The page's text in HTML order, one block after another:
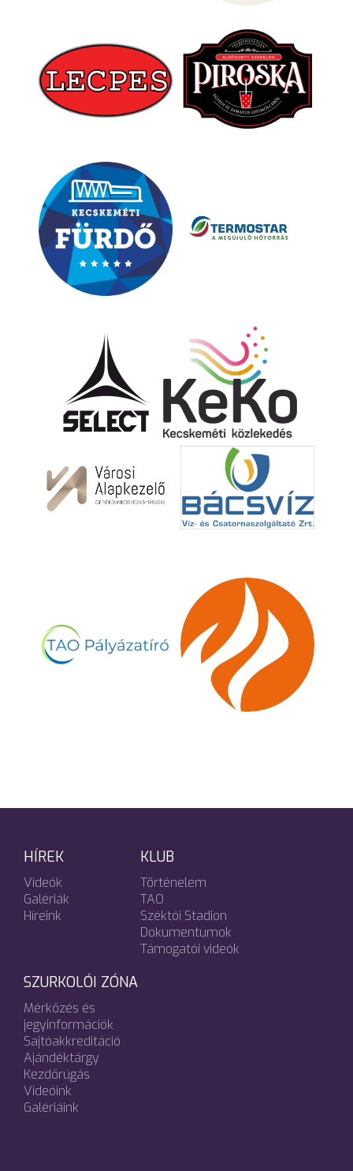
HÍREK
Videók
Galériák
Híreink
KLUB
Történelem
TAO
Széktói Stadion
Dokumentumok
Támogatói videók
SZURKOLÓI ZÓNA
Mérkőzés és
jegyinformációk
Sajtóakkreditáció
Ajándéktárgy
Kezdőrúgás
Videóink
Galériáink